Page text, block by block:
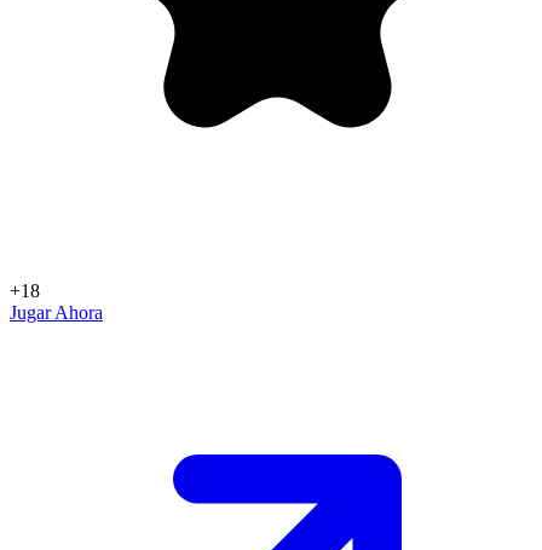
+18
Jugar Ahora